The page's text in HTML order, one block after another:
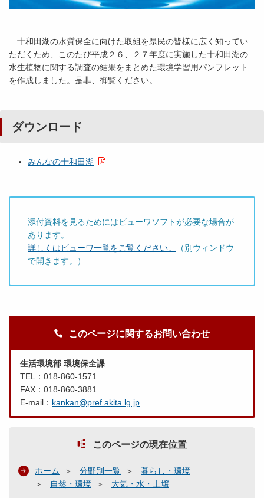
十和田湖の水質保全に向けた取組を県民の皆様に広く知ってい
ただくため、このたび平成２６、２７年度に実施した十和田湖の
水生植物に関する調査の結果をまとめた環境学習用パンフレット
を作成しました。是非、御覧ください。
ダウンロード
みんなの十和田湖
添付資料を見るためにはビューワソフトが必要な場合が
あります。
詳しくはビューワ一覧をご覧ください。
（別ウィンドウ
で開きます。）
このページに関するお問い合わせ
生活環境部 環境保全課
TEL：018-860-1571
FAX：018-860-3881
E-mail： kankan@pref.akita.lg.jp
このページの現在位置
ホーム 分野別一覧
暮らし・環境
自然・環境
大気・水・土壌